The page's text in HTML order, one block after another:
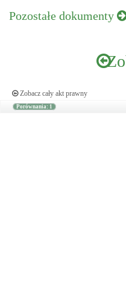
Pozostałe dokumenty
Zobacz cały akt prawny
Porównania: 1